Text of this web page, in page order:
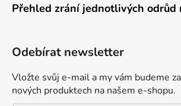
Přehled zrání jednotlivých odrůd
Odebírat newsletter
Vložte svůj e-mail a my vám budeme
nových produktech na našem e-shopu.